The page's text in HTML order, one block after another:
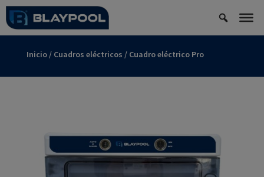
Inicio/ Cuadros eléctricos / Cuadro eléctrico Pro